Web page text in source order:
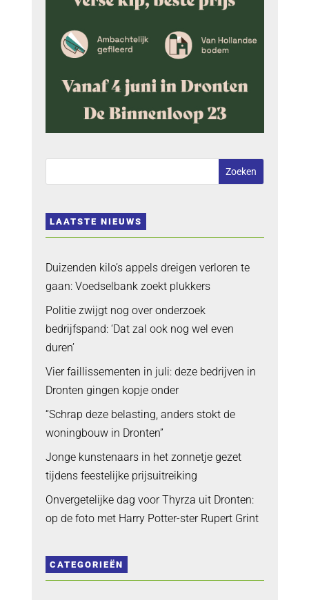
LAATSTE NIEUWS
Duizenden kilo’s appels dreigen verloren te
gaan: Voedselbank zoekt plukkers
Politie zwijgt nog over onderzoek
bedrijfspand: ‘Dat zal ook nog wel even
duren’
Vier faillissementen in juli: deze bedrijven in
Dronten gingen kopje onder
“Schrap deze belasting, anders stokt de
woningbouw in Dronten”
Jonge kunstenaars in het zonnetje gezet
tijdens feestelijke prijsuitreiking
Onvergetelijke dag voor Thyrza uit Dronten:
op de foto met Harry Potter-ster Rupert Grint
CATEGORIEËN